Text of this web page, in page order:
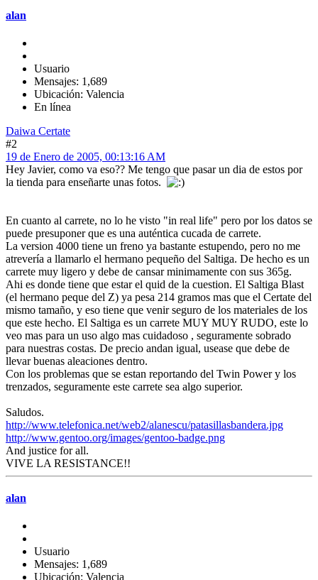
alan
Usuario
Mensajes: 1,689
Ubicación: Valencia
En línea
Daiwa Certate
#2
19 de Enero de 2005, 00:13:16 AM
Hey Javier, como va eso?? Me tengo que pasar un dia de estos por
la tienda para enseñarte unas fotos.
En cuanto al carrete, no lo he visto "in real life" pero por los datos se
puede presuponer que es una auténtica cucada de carrete.
La version 4000 tiene un freno ya bastante estupendo, pero no me
atrevería a llamarlo el hermano pequeño del Saltiga. De hecho es un
carrete muy ligero y debe de cansar minimamente con sus 365g.
Ahi es donde tiene que estar el quid de la cuestion. El Saltiga Blast
(el hermano peque del Z) ya pesa 214 gramos mas que el Certate del
mismo tamaño, y eso tiene que venir seguro de los materiales de los
que este hecho. El Saltiga es un carrete MUY MUY RUDO, este lo
veo mas para un uso algo mas cuidadoso , seguramente sobrado
para nuestras costas. De precio andan igual, usease que debe de
llevar buenas aleaciones dentro.
Con los problemas que se estan reportando del Twin Power y los
trenzados, seguramente este carrete sea algo superior.
Saludos.
http://www.telefonica.net/web2/alanescu/patasillasbandera.jpg
http://www.gentoo.org/images/gentoo-badge.png
And justice for all.
VIVE LA RESISTANCE!!
alan
Usuario
Mensajes: 1,689
Ubicación: Valencia